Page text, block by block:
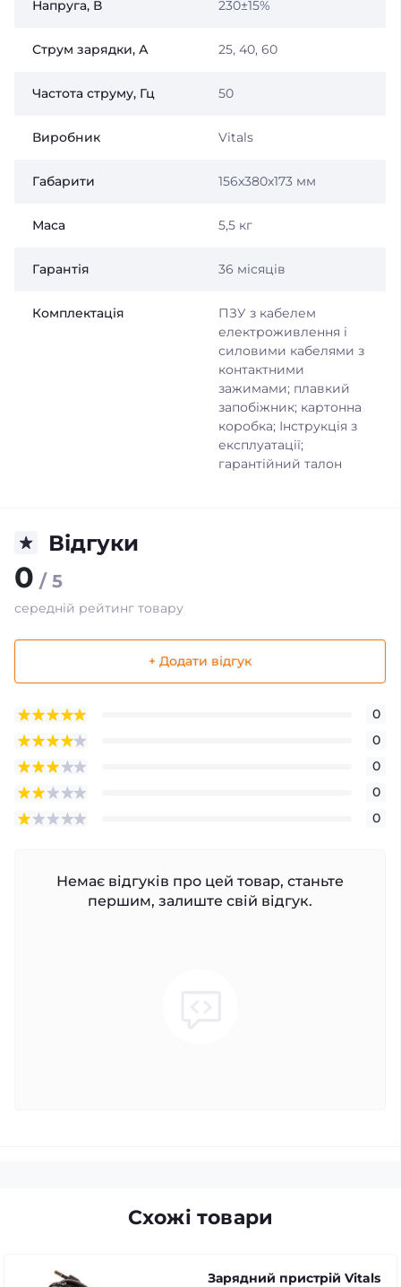
Напруга, В 230±15%
Струм зарядки, А 25, 40, 60
Частота струму, Гц 50
Виробник Vitals
Габарити 156x380x173 мм
Маса 5,5 кг
Гарантія 36 місяців
Комплектація
ПЗУ з кабелем
електроживлення і
силовими кабелями з
контактними
зажимами; плавкий
запобіжник; картонна
коробка; Інструкція з
експлуатації;
гарантійний талон
Відгуки
0 / 5
середній рейтинг товару
+ Додати відгук
0
0
0
0
0
Немає відгуків про цей товар, станьте
першим, залиште свій відгук.
Схожі товари
Зарядний пристрій Vitals